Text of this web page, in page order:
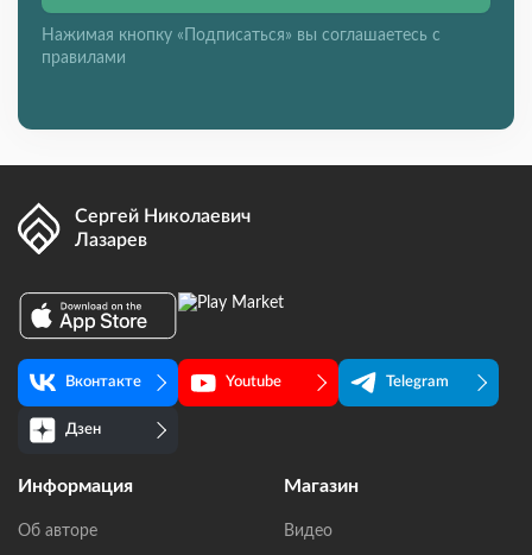
Нажимая кнопку «Подписаться» вы соглашаетесь с
правилами
Сергей Николаевич
Лазарев
Вконтакте Youtube Telegram
Дзен
Информация
Об авторе
Магазин
Видео